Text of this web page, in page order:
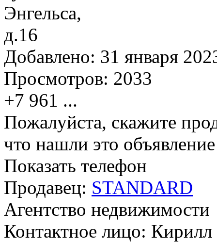
Добавлено: 31 января
Просмотров: 2033
+7 961 ...
Пожалуйста, скажите
что нашли это
Показать телефон
Продавец: STANDARD
Агентство недвижимости
Контактное лицо: Кирилл